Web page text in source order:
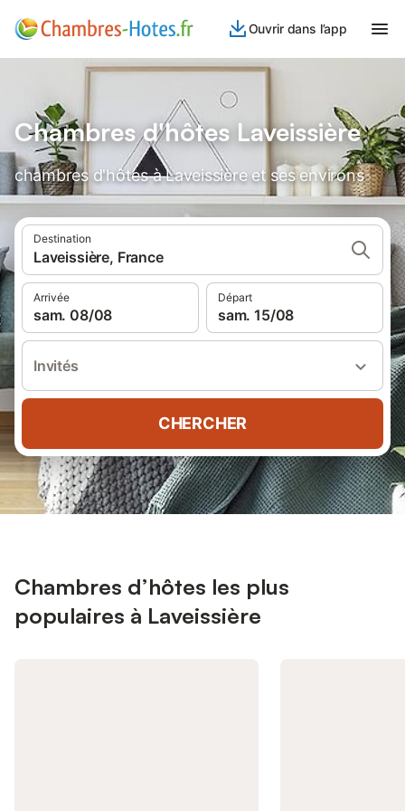
Ouvrir dans l’app
Chambres d'hôtes Laveissière
chambres d'hôtes à Laveissière et ses environs
Destination
Laveissière, France
Arrivée
sam. 08/08
Départ
sam. 15/08
Invités
CHERCHER
Chambres d’hôtes les plus
populaires à Laveissière